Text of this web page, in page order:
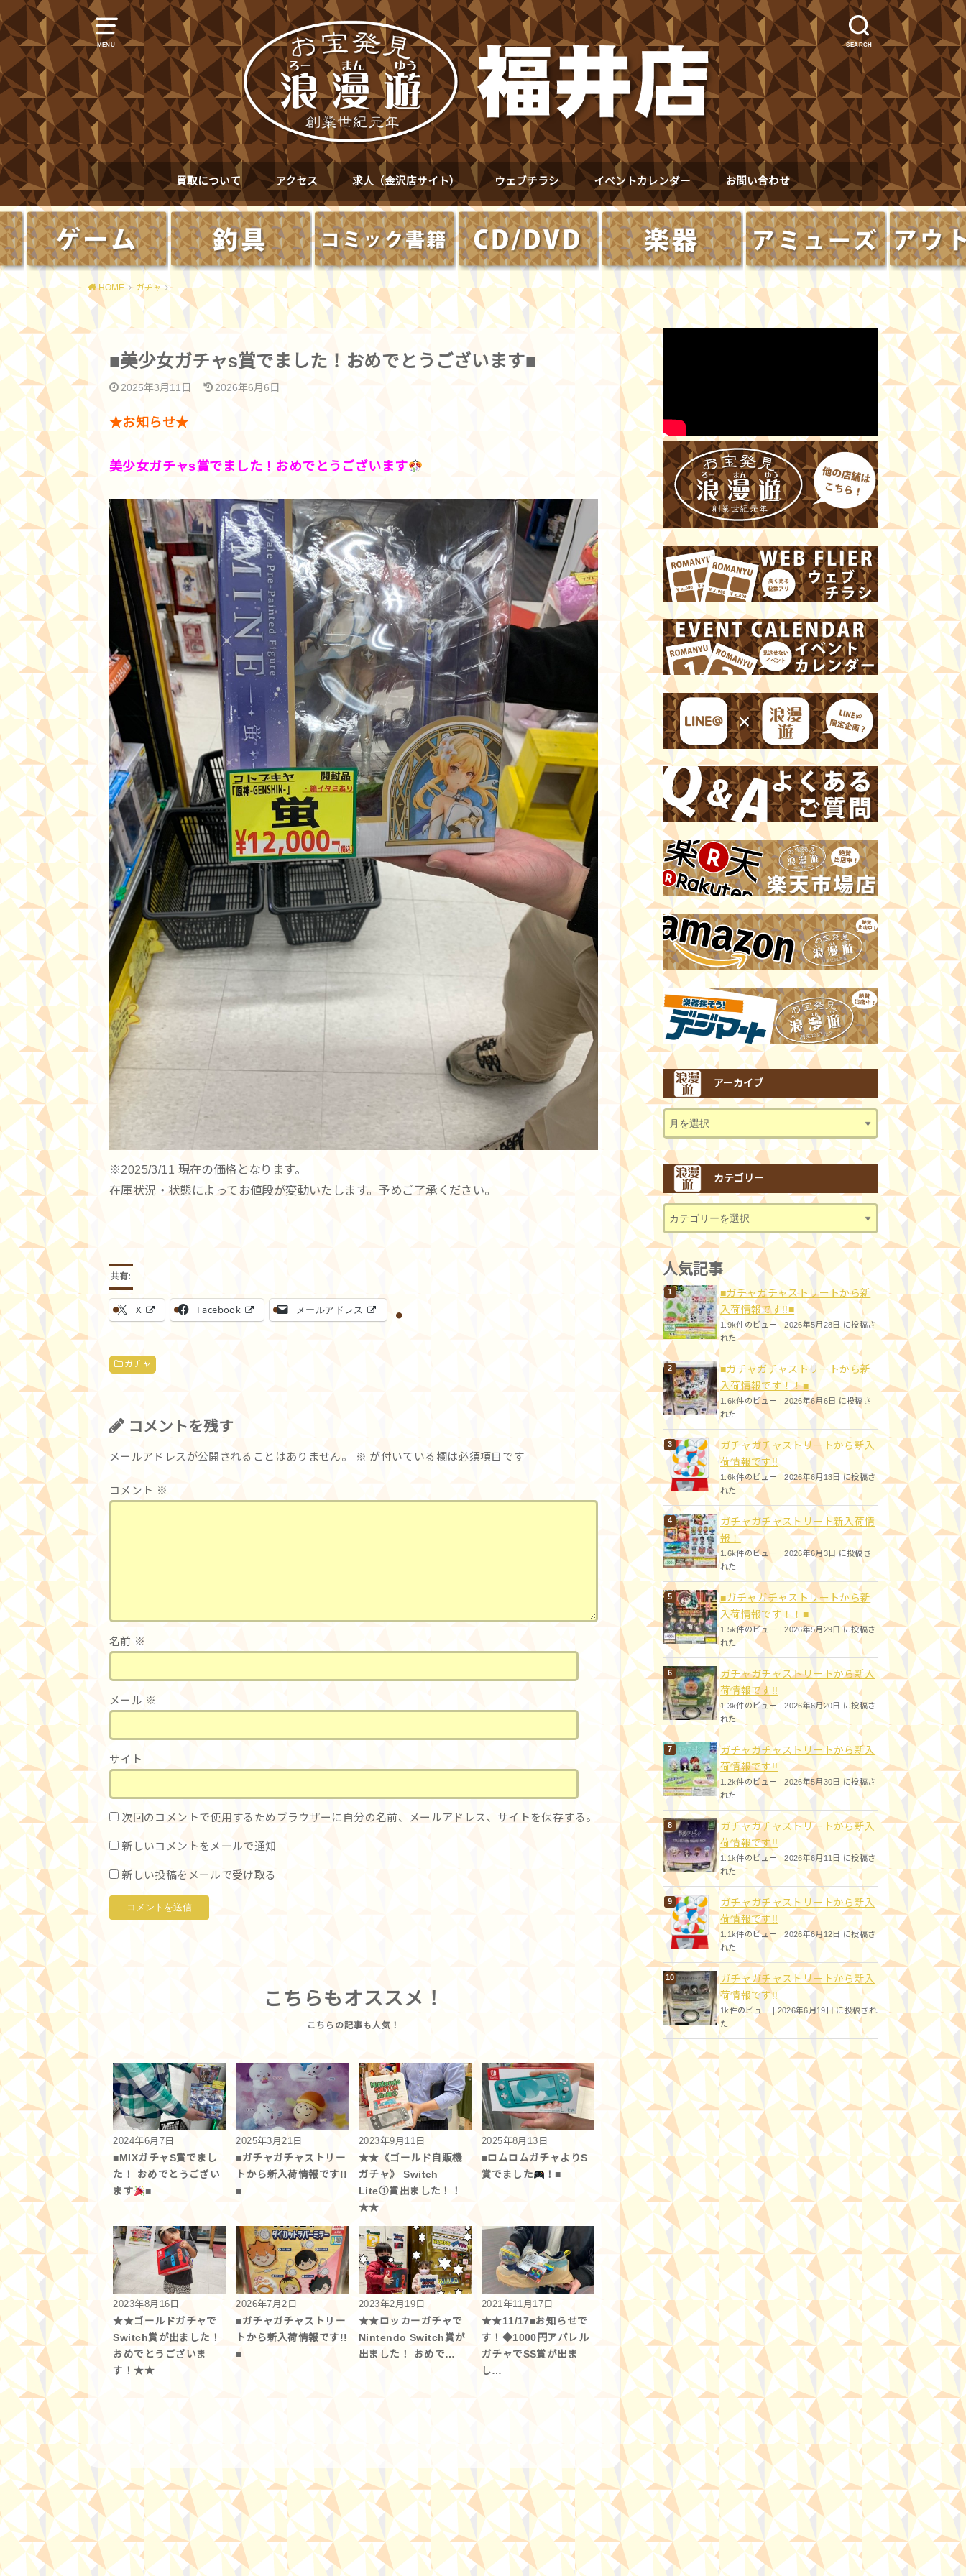
MENU SEARCH
買取について アクセス 求人（金沢店サイト） ウェブチラシ イベントカレンダー お問い合わせ
HOME ガチャ
■美少女ガチャs賞でました！おめでとうございます■
2025年3月11日 2026年6月6日
★お知らせ★
美少女ガチャs賞でました！おめでとうございます
※2025/3/11 現在の価格となります。
在庫状況・状態によってお値段が変動いたします。予めご了承ください。
共有:
X Facebook メールアドレス
ガチャ
コメントを残す
メールアドレスが公開されることはありません。 ※ が付いている欄は必須項目です
コメント ※
名前 ※
メール ※
サイト
次回のコメントで使用するためブラウザーに自分の名前、メールアドレス、サイトを保存する。
新しいコメントをメールで通知
新しい投稿をメールで受け取る
こちらもオススメ！
2024年6月7日
■MIXガチャS賞でまし
た！ おめでとうござい
ます
■
2025年3月21日
■ガチャガチャストリー
トから新入荷情報です!!
■
2023年9月11日
★★《ゴールド自販機
ガチャ》 Switch
Lite①賞出ました！！
★★
2025年8月13日
■ロムロムガチャよりS
賞でました
！■
2023年8月16日
★★ゴールドガチャで
Switch賞が出ました！
おめでとうございま
す！★★
2026年7月2日
■ガチャガチャストリー
トから新入荷情報です!!
■
2023年2月19日
★★ロッカーガチャで
Nintendo Switch賞が
出ました！ おめで…
2021年11月17日
★★11/17■お知らせで
す！◆1000円アパレル
ガチャでSS賞が出ま
し…
アーカイブ
カテゴリー
人気記事
■ガチャガチャストリートから新
入荷情報です!!■
1.9k件のビュー|2026年5月28日 に投稿さ
れた
■ガチャガチャストリートから新
入荷情報です！！■
1.6k件のビュー |2026年6月6日 に投稿さ
れた
ガチャガチャストリートから新入
荷情報です!!
1.6k件のビュー|2026年6月13日 に投稿さ
れた
ガチャガチャストリート新入荷情
報！
1.6k件のビュー |2026年6月3日 に投稿さ
れた
■ガチャガチャストリートから新
入荷情報です！！■
1.5k件のビュー |2026年5月29日 に投稿さ
れた
ガチャガチャストリートから新入
荷情報です!!
1.3k件のビュー|2026年6月20日 に投稿さ
れた
ガチャガチャストリートから新入
荷情報です!!
1.2k件のビュー |2026年5月30日 に投稿さ
れた
ガチャガチャストリートから新入
荷情報です!!
1.1k件のビュー|2026年6月11日 に投稿さ
れた
ガチャガチャストリートから新入
荷情報です!!
1.1k件のビュー |2026年6月12日 に投稿さ
れた
ガチャガチャストリートから新入
荷情報です!!
1k件のビュー |2026年6月19日 に投稿され
た